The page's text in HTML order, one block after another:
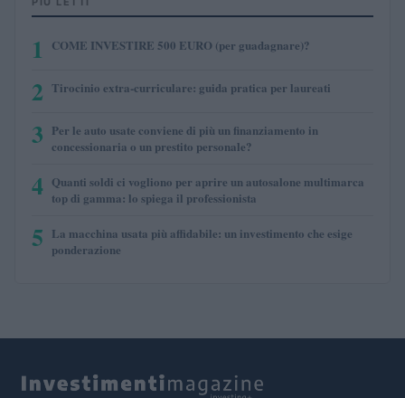
1 COME INVESTIRE 500 EURO (per guadagnare)?
2 Tirocinio extra-curriculare: guida pratica per laureati
3 Per le auto usate conviene di più un finanziamento in
concessionaria o un prestito personale?
4 Quanti soldi ci vogliono per aprire un autosalone multimarca
top di gamma: lo spiega il professionista
5 La macchina usata più affidabile: un investimento che esige
ponderazione